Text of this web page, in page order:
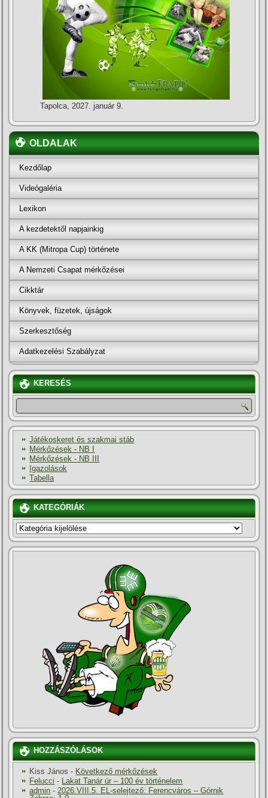
Tapolca, 2027. január 9.
OLDALAK
Kezdőlap
Videógaléria
Lexikon
A kezdetektől napjainkig
A KK (Mitropa Cup) története
A Nemzeti Csapat mérkőzései
Cikktár
Könyvek, füzetek, újságok
Szerkesztőség
Adatkezelési Szabályzat
KERESÉS
Játékoskeret és szakmai stáb
Mérkőzések - NB I
Mérkőzések - NB III
Igazolások
Tabella
KATEGÓRIÁK
KATEGÓRIÁK
HOZZÁSZÓLÁSOK
Kiss János - Következő mérkőzések
Felucci - Lakat Tanár úr – 100 év történelem
admin -2026.VIII.5. EL-selejtező: Ferencváros – Górnik